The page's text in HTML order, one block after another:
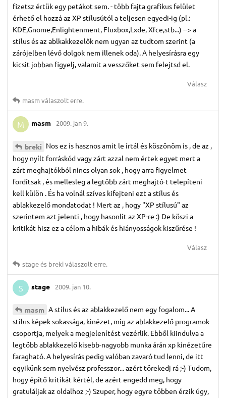
fizetsz értük egy petákot sem. - több fajta grafikus felület
érhető el hozzá az XP stílusútól a teljesen egyedi-ig (pl.:
KDE,Gnome,Enlightenment, Fluxbox,Lxde, Xfce,stb...) --> a
stílus és az ablkakkezelők nem ugyan az tudtom szerint (a
zárójelben lévő dolgok nem illenek oda). A helyesírásra egy
kicsit jobban figyelj, valamit a vesszőket sem felejtsd el.
Válasz
masmválaszolt erre.
M masm 2009. jan 9.
breki Nos ez is hasznos amit le írtál és köszönöm is , de az ,
hogy nyílt forráskód vagy zárt azzal nem értek egyet mert a
zárt meghajtókból nincs olyan sok , hogy arra figyelmet
fordítsak , és mellesleg a legtöbb zárt meghajtó-t telepíteni
kell külön . És ha volnál szíves kifejteni ezt a stílus és
ablakkezelő mondatodat ! Mert az , hogy "XP stílusú" az
szerintem azt jelenti , hogy hasonlít az XP-re :) De köszi a
kritikát hisz ez a célom a hibák és hiányosságok kiszűrése !
Válasz
stageés brekiválaszolt erre.
S stage 2009. jan 10.
masm A stílus és az ablakkezelő nem egy fogalom... A
stílus képek sokassága, kinézet, míg az ablakkezelő programok
csoportja, melyek a megjelenítést vezérlik. Ebből kiindulva a
legtöbb ablakkezelő kisebb-nagyobb munka árán xp kinézetűre
faragható. A helyesírás pedig valóban zavaró tud lenni, de itt
egyikünk sem nyelvész professzor... azért törekedj rá ;-) Tudom,
hogy építő kritikát kértél, de azért engedd meg, hogy
gratuláljak az oldalhoz ;-) Szuper, hogy egyre többen érzik úgy,